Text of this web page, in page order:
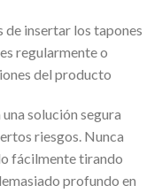
de insertar los tapones
regularmente o
del producto
solución segura
riesgos. Nunca
fácilmente tirando
profundo en